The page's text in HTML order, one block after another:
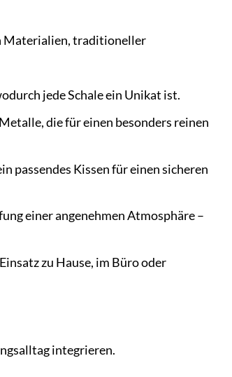
Materialien, traditioneller
jede Schale ein Unikat ist.
die für einen besonders reinen
passendes Kissen für einen sicheren
einer angenehmen Atmosphäre –
zu Hause, im Büro oder
integrieren.